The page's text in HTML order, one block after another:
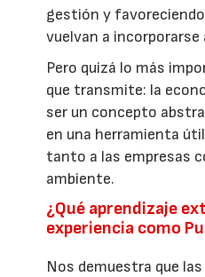
gestión y
vuelvan a
Pero quizá lo más
que transmite: la
ser un concepto
en una herramienta
tanto a las empresas
ambiente.
¿Qué aprendizaje
experiencia como
Nos demuestra que